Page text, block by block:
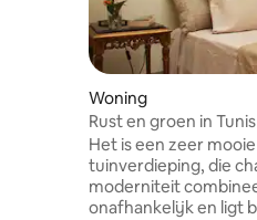
Woning
Rust en groen in Tunis
Het is een zeer
tuinverdieping, die
moderniteit
onafhankelijk en ligt